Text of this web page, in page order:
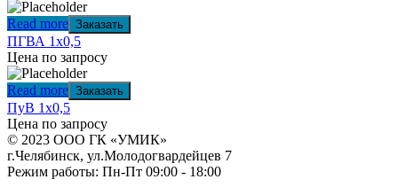
Read more Заказать
ПГВА 1х0,5
Цена по запросу
Read more Заказать
ПуВ 1х0,5
Цена по запросу
© 2023 ООО ГК «УМИК»
г.Челябинск, ул.Молодогвардейцев 7
Режим работы: Пн-Пт 09:00 - 18:00